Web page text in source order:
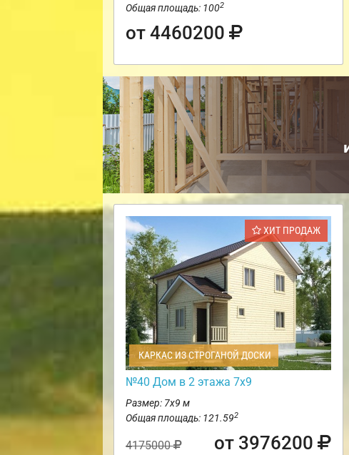
Общая площадь: 1002
от 4460200
ХИТ ПРОДАЖ
КАРКАС ИЗ СТРОГАНОЙ ДОСКИ
№40 Дом в 2 этажа 7х9
Размер: 7х9 м
Общая площадь: 121.592
4175000 от 3976200